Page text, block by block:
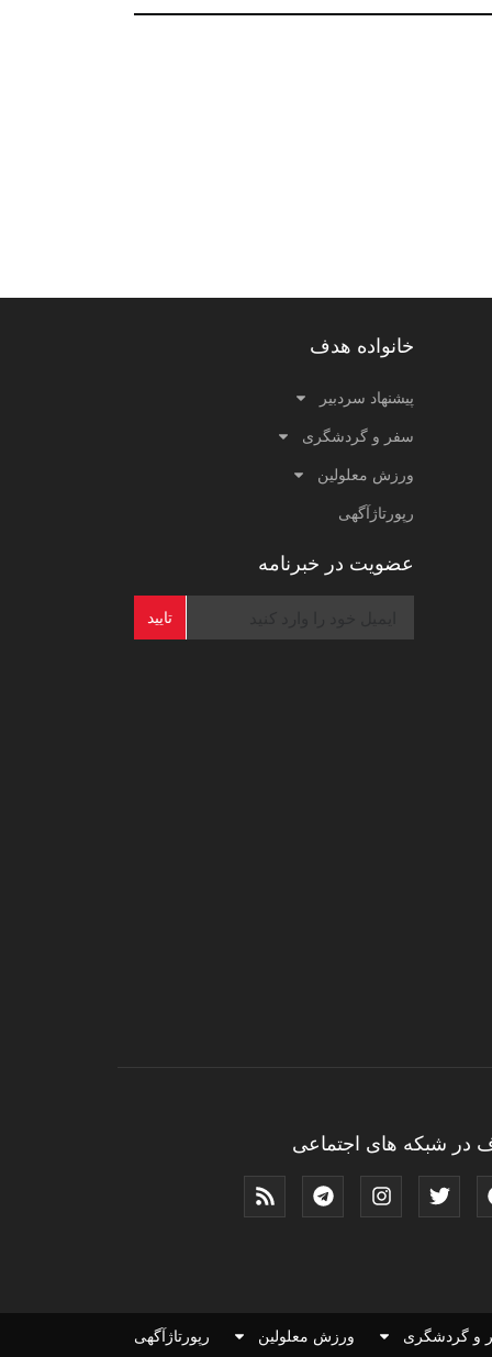
خانواده هدف
پیشنهاد سردبیر
سفر و گردشگری
ورزش معلولین
رپورتاژآگهی
عضویت در خبرنامه
تایید
در شبکه های اجتماعی
و گردشگری ورزش معلولین رپورتاژآگهی